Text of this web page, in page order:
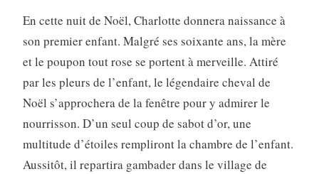
En cette nuit de Noël, Charlotte donnera naissance à
son premier enfant. Malgré ses soixante ans, la mère
et le poupon tout rose se portent à merveille. Attiré
par les pleurs de l’enfant, le légendaire cheval de
Noël s’approchera de la fenêtre pour y admirer le
nourrisson. D’un seul coup de sabot d’or, une
multitude d’étoiles rempliront la chambre de l’enfant.
Aussitôt, il repartira gambader dans le village de